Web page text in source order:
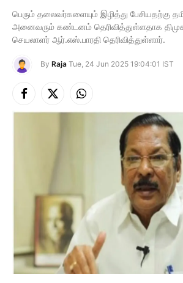
பெரும் தலைவர்களையும் இழித்து பேசியதற்கு
அனைவரும் கண்டனம் தெரிவித்துள்ளதாக
செயலாளர் ஆர்.எஸ்.பாரதி தெரிவித்துள்ளார்.
By Raja Tue, 24 Jun 2025 19:04:01 IST
Facebook
X
(Twitter)
Instagram